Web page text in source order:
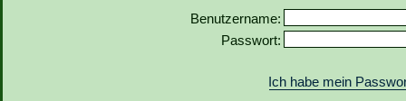
Benutzername:
Passwort:
Ich habe mein